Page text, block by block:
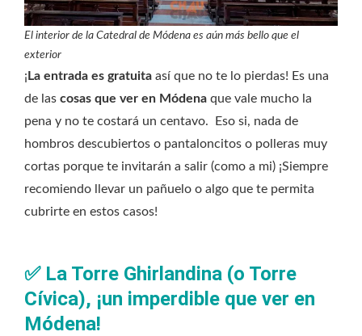
El interior de la Catedral de Módena es aún más bello que el
exterior
¡ La entrada es gratuita así que no te lo pierdas! Es una
de las cosas que ver en Módena que vale mucho la
pena y no te costará un centavo. Eso si, nada de
hombros descubiertos o pantaloncitos o polleras muy
cortas porque te invitarán a salir (como a mi) ¡Siempre
recomiendo llevar un pañuelo o algo que te permita
cubrirte en estos casos!
✅ La Torre Ghirlandina (o Torre
Cívica), ¡un imperdible que ver en
Módena!